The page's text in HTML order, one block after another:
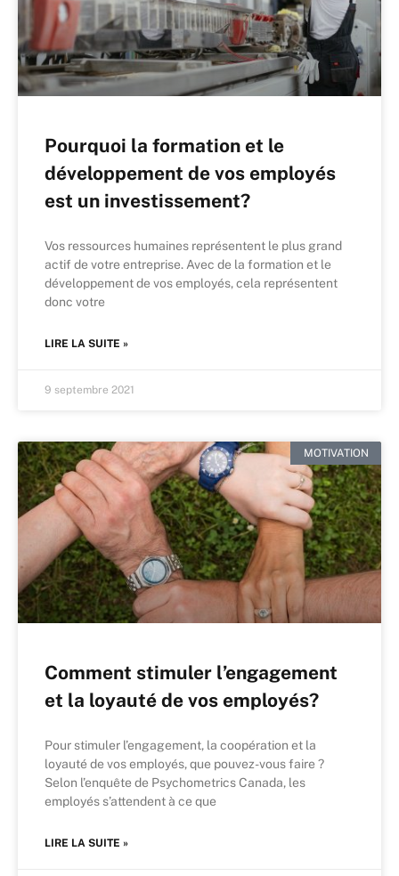
Pourquoi la formation et le
développement de vos employés
est un investissement?
Vos ressources humaines représentent le plus grand
actif de votre entreprise. Avec de la formation et le
développement de vos employés, cela représentent
donc votre
LIRE LA SUITE »
9 septembre 2021
MOTIVATION
Comment stimuler l’engagement
et la loyauté de vos employés?
Pour stimuler l’engagement, la coopération et la
loyauté de vos employés, que pouvez-vous faire ?
Selon l’enquête de Psychometrics Canada, les
employés s’attendent à ce que
LIRE LA SUITE »